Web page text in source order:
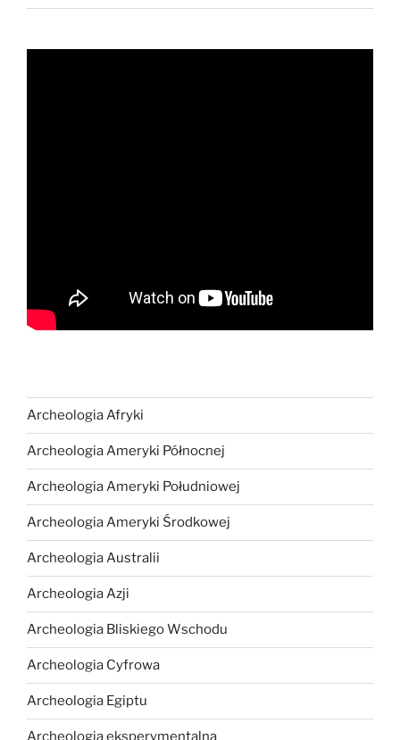
Archeologia Afryki
Archeologia Ameryki Północnej
Archeologia Ameryki Południowej
Archeologia Ameryki Środkowej
Archeologia Australii
Archeologia Azji
Archeologia Bliskiego Wschodu
Archeologia Cyfrowa
Archeologia Egiptu
Archeologia eksperymentalna